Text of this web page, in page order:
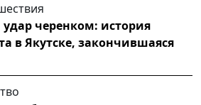
черенком: история
в Якутске, закончившаяся